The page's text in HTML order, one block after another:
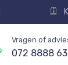
Vragen of
072 8888